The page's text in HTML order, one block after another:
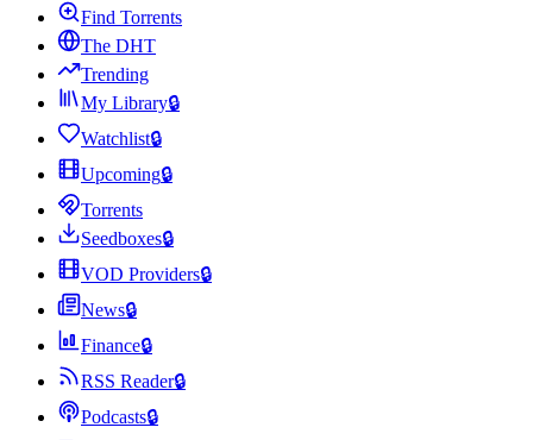
Find Torrents
The DHT
Trending
My Library🔒
Watchlist🔒
Upcoming🔒
Torrents
Seedboxes🔒
VOD Providers🔒
News🔒
Finance🔒
RSS Reader🔒
Podcasts🔒